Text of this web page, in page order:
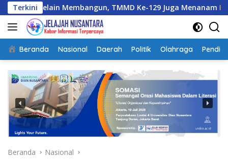
Langsung
ke
konten
Terkini
Membangun, TMMD Ke-129 Juga Menanam Harapan Melalui
Beranda Nasional Daerah Politik Olahraga
Beranda Nasional